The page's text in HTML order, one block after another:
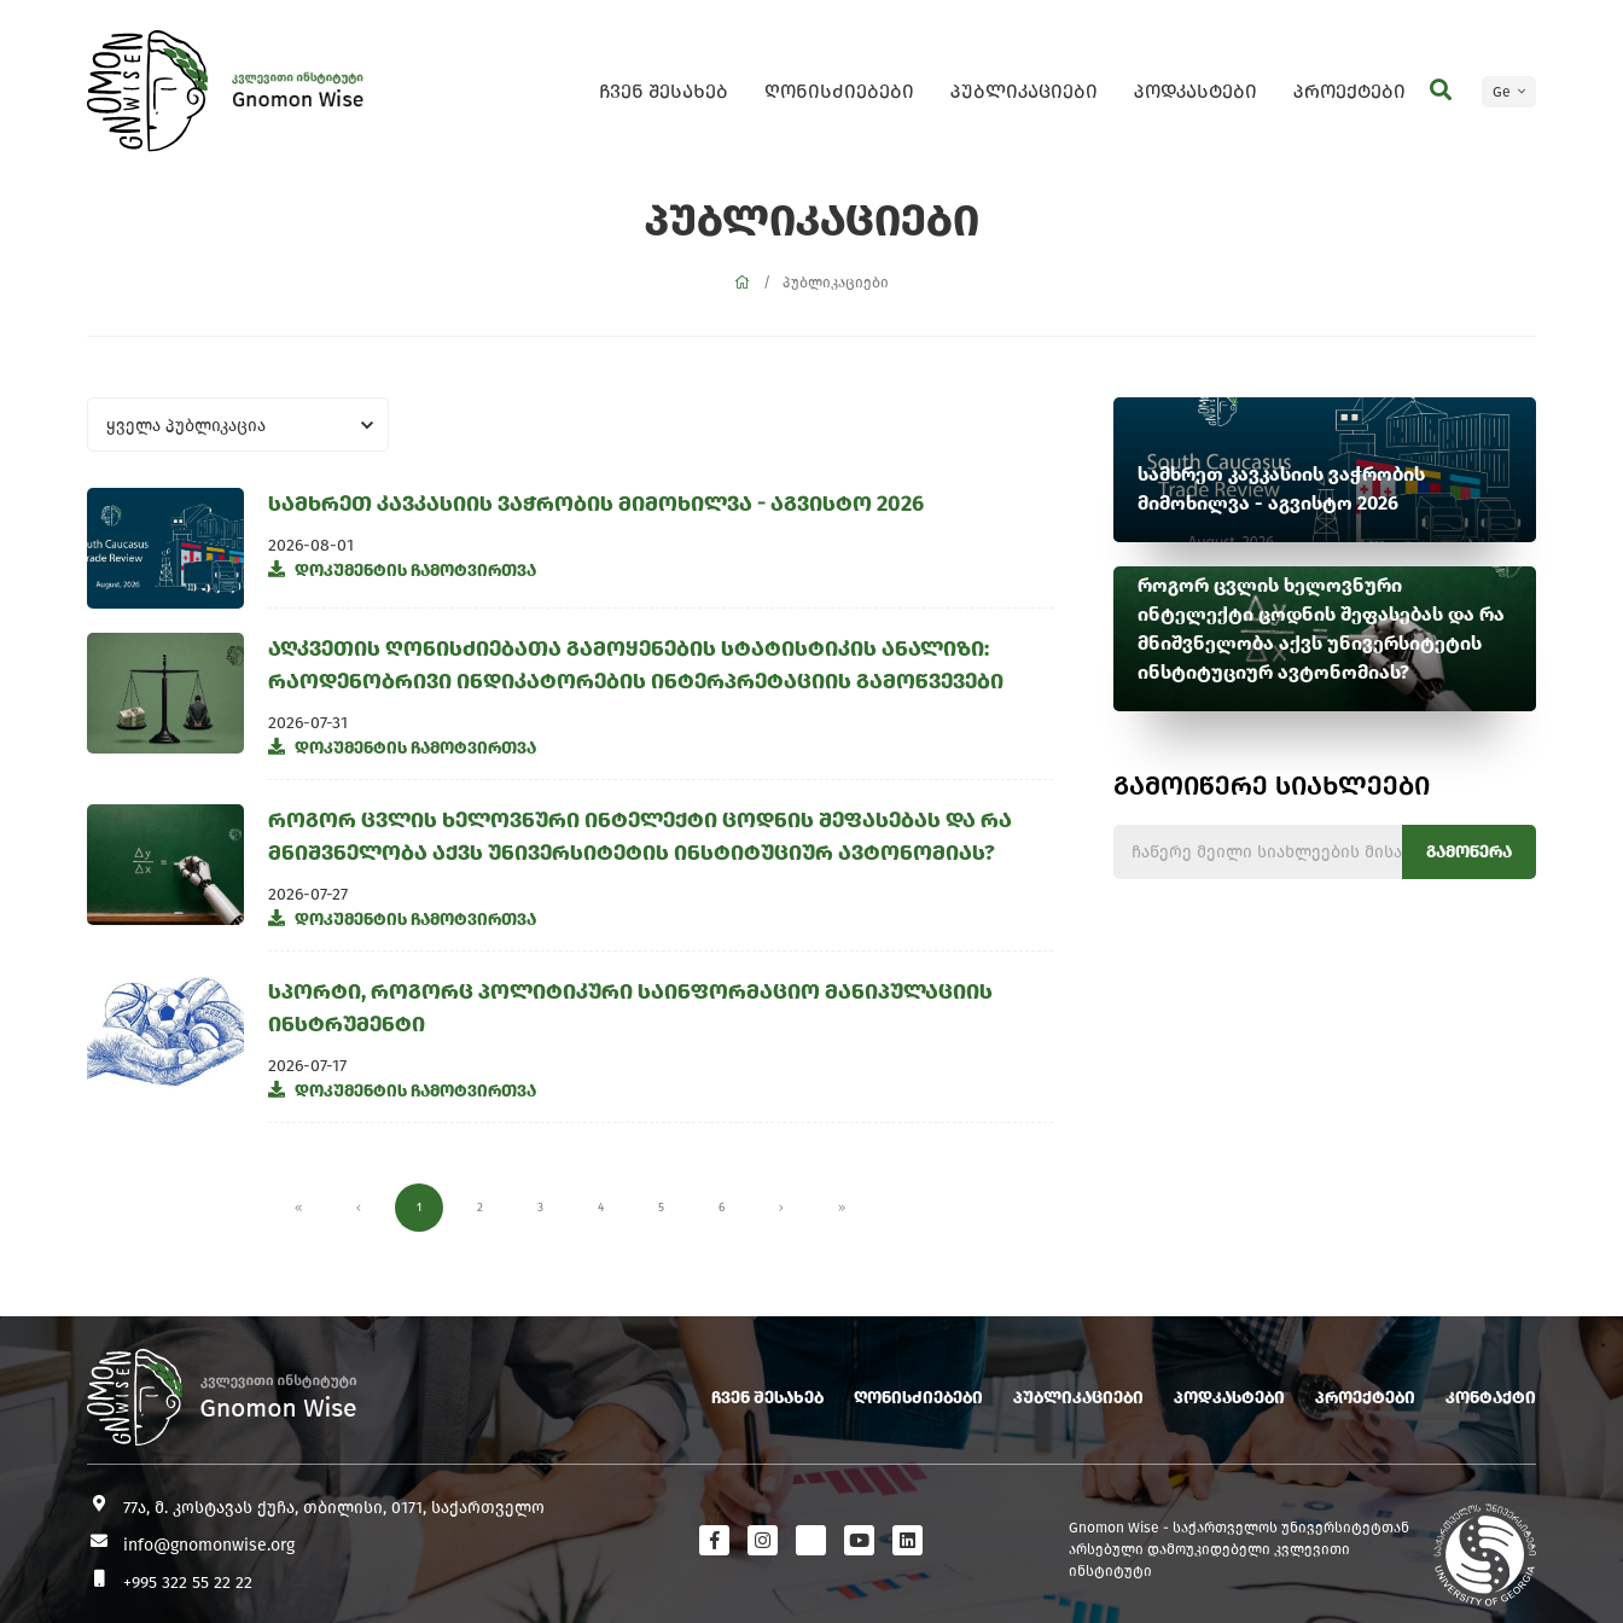
ჩვენ შესახებ ღონისძიებები პუბლიკაციები პოდკასტები პროექტები
Ge
პუბლიკაციები
პუბლიკაციები
ყველა პუბლიკაცია
სამხრეთ კავკასიის ვაჭრობის მიმოხილვა - აგვისტო 2026
2026-08-01
დოკუმენტის ჩამოტვირთვა
აღკვეთის ღონისძიებათა გამოყენების სტატისტიკის ანალიზი:
რაოდენობრივი ინდიკატორების ინტერპრეტაციის გამოწვევები
2026-07-31
დოკუმენტის ჩამოტვირთვა
როგორ ცვლის ხელოვნური ინტელექტი ცოდნის შეფასებას და რა
მნიშვნელობა აქვს უნივერსიტეტის ინსტიტუციურ ავტონომიას?
2026-07-27
დოკუმენტის ჩამოტვირთვა
სპორტი, როგორც პოლიტიკური საინფორმაციო მანიპულაციის
ინსტრუმენტი
2026-07-17
დოკუმენტის ჩამოტვირთვა
1 2 3 4 5 6
სამხრეთ კავკასიის ვაჭრობის
მიმოხილვა - აგვისტო 2026
როგორ ცვლის ხელოვნური
ინტელექტი ცოდნის შეფასებას და რა
მნიშვნელობა აქვს უნივერსიტეტის
ინსტიტუციურ ავტონომიას?
გამოიწერე სიახლეები
გამოწერა
ჩვენ შესახებ ღონისძიებები პუბლიკაციები პოდკასტები პროექტები კონტაქტი
77ა, მ. კოსტავას ქუჩა, თბილისი, 0171, საქართველო
info@gnomonwise.org
+995 322 55 22 22
Gnomon Wise - საქართველოს უნივერსიტეტთან
არსებული დამოუკიდებელი კვლევითი
ინსტიტუტი